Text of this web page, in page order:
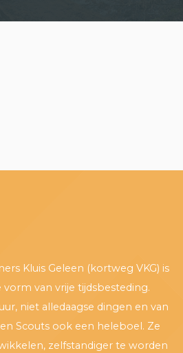
Kluis Geleen (kortweg VKG) is
vorm van vrije tijdsbesteding.
niet alledaagse dingen en van
Scouts ook een heleboel. Ze
zelfstandiger te worden